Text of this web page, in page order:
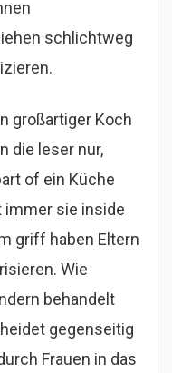
schlichtweg
großartiger Koch
die leser nur,
of ein Küche
immer sie inside
griff haben Eltern
Wie
behandelt
gegenseitig
Frauen in das